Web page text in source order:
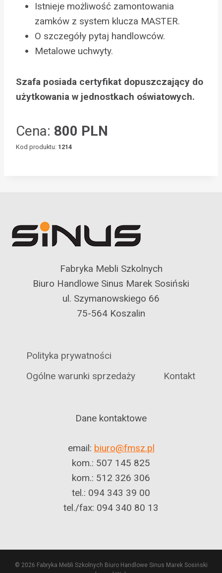
Istnieje możliwość zamontowania
zamków z system klucza MASTER.
O szczegóły pytaj handlowców.
Metalowe uchwyty.
Szafa posiada certyfikat dopuszczający do
użytkowania w jednostkach oświatowych.
Cena: 800 PLN
Kod produktu: 1214
Fabryka Mebli Szkolnych
Biuro Handlowe Sinus Marek Sosiński
ul. Szymanowskiego 66
75-564 Koszalin
Polityka prywatności
Ogólne warunki sprzedaży
Kontakt
Dane kontaktowe
email: biuro@fmsz.pl
kom.: 507 145 825
kom.: 512 326 306
tel.: 094 343 39 00
tel./fax: 094 340 80 13
© 2026 Fabryka Mebli Szkolnych Biuro Handlowe Sinus Marek Sosiński